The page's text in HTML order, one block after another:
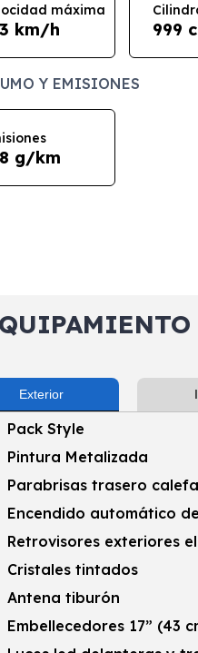
máxima
km/h 999
Y EMISIONES
g/km
Exterior
Pack Style
Pintura Metalizada
Parabrisas trasero
Encendido automático
Retrovisores exteriores
Cristales tintados
Antena tiburón
Embellecedores 17” (43